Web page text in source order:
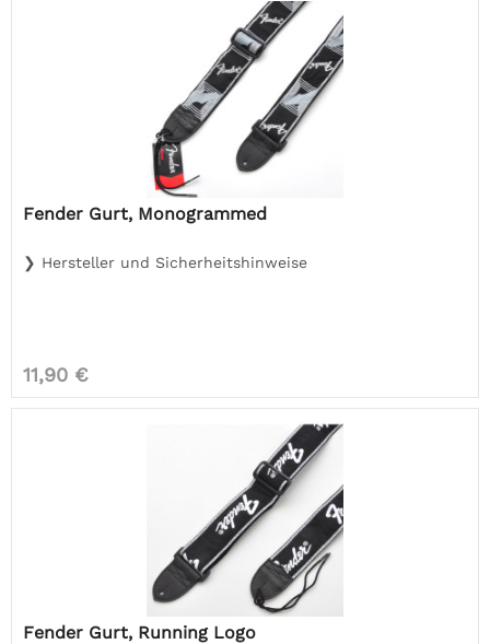
Fender Gurt, Monogrammed
❯ Hersteller und Sicherheitshinweise
11,90 €
Fender Gurt, Running Logo